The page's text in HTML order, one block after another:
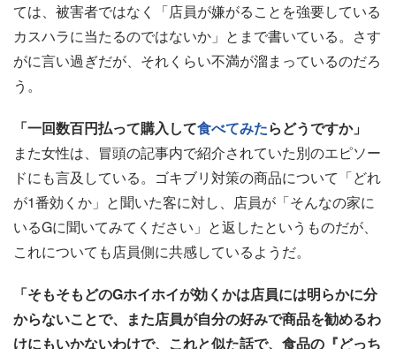
ては、被害者ではなく「店員が嫌がることを強要している
カスハラに当たるのではないか」とまで書いている。さす
がに言い過ぎだが、それくらい不満が溜まっているのだろ
う。
「一回数百円払って購入して食べてみたらどうですか」
また女性は、冒頭の記事内で紹介されていた別のエピソー
ドにも言及している。ゴキブリ対策の商品について「どれ
が1番効くか」と聞いた客に対し、店員が「そんなの家に
いるGに聞いてみてください」と返したというものだが、
これについても店員側に共感しているようだ。
「そもそもどのGホイホイが効くかは店員には明らかに分
からないことで、また店員が自分の好みで商品を勧めるわ
けにもいかないわけで、これと似た話で、食品の『どっち